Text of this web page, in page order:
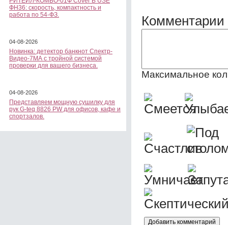
ФН36: скорость, компактность и
работа по 54-ФЗ.
04-08-2026
Новинка: детектор банкнот Спектр-
Видео-7МА с тройной системой
проверки для вашего бизнеса.
04-08-2026
Представляем мощную сушилку для
рук G-teq 8826 PW для офисов, кафе и
спортзалов.
Комментарии
Максимальное